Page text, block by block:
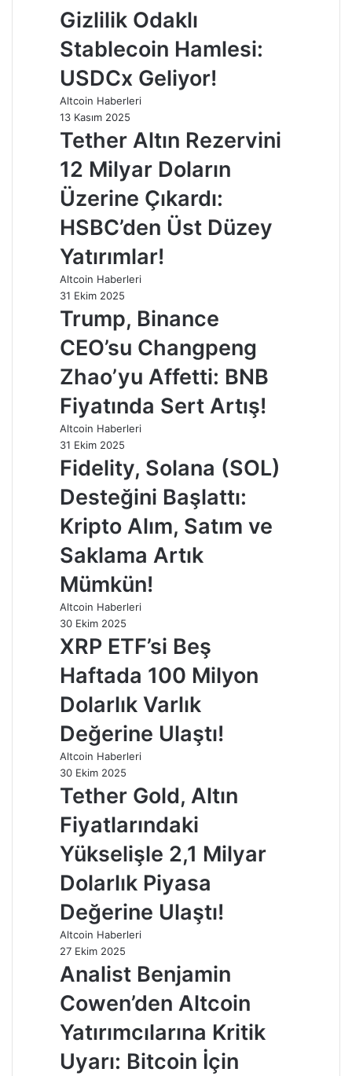
Gizlilik Odaklı
Stablecoin Hamlesi:
USDCx Geliyor!
Altcoin Haberleri
13 Kasım 2025
Tether Altın Rezervini
12 Milyar Doların
Üzerine Çıkardı:
HSBC’den Üst Düzey
Yatırımlar!
Altcoin Haberleri
31 Ekim 2025
Trump, Binance
CEO’su Changpeng
Zhao’yu Affetti: BNB
Fiyatında Sert Artış!
Altcoin Haberleri
31 Ekim 2025
Fidelity, Solana (SOL)
Desteğini Başlattı:
Kripto Alım, Satım ve
Saklama Artık
Mümkün!
Altcoin Haberleri
30 Ekim 2025
XRP ETF’si Beş
Haftada 100 Milyon
Dolarlık Varlık
Değerine Ulaştı!
Altcoin Haberleri
30 Ekim 2025
Tether Gold, Altın
Fiyatlarındaki
Yükselişle 2,1 Milyar
Dolarlık Piyasa
Değerine Ulaştı!
Altcoin Haberleri
27 Ekim 2025
Analist Benjamin
Cowen’den Altcoin
Yatırımcılarına Kritik
Uyarı: Bitcoin İçin